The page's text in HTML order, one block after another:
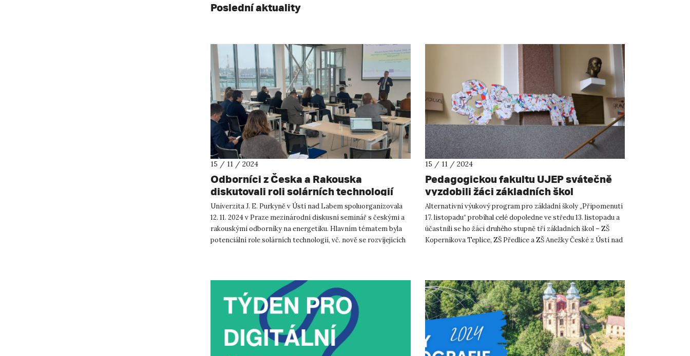
Poslední aktuality
15 / 11 / 2024
Odborníci z Česka a Rakouska
diskutovali roli solárních technologií
pro dosažení energetických cílů pro rok
2030
Univerzita J. E. Purkyně v Ústí nad Labem spoluorganizovala
12. 11. 2024 v Praze mezinárodní diskusní seminář s českými a
rakouskými odborníky na energetiku. Hlavním tématem byla
potenciální role solárních technologií, vč. nově se rozvíjejících
15 / 11 / 2024
Pedagogickou fakultu UJEP svátečně
vyzdobili žáci základních škol
Alternativní výukový program pro základní školy „Připomenutí
17. listopadu“ probíhal celé dopoledne ve středu 13. listopadu a
účastnili se ho žáci druhého stupně tří základních škol – ZŠ
Koperníkova Teplice, ZŠ Předlice a ZŠ Anežky České z Ústí nad